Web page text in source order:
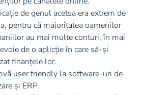
de genul acetsa era extrem de
pentru că majoritatea oamenilor
au mai multe conturi, în mai
de o aplicție în care să-și
finanțele lor.
user friendly la software-uri de
și ERP.